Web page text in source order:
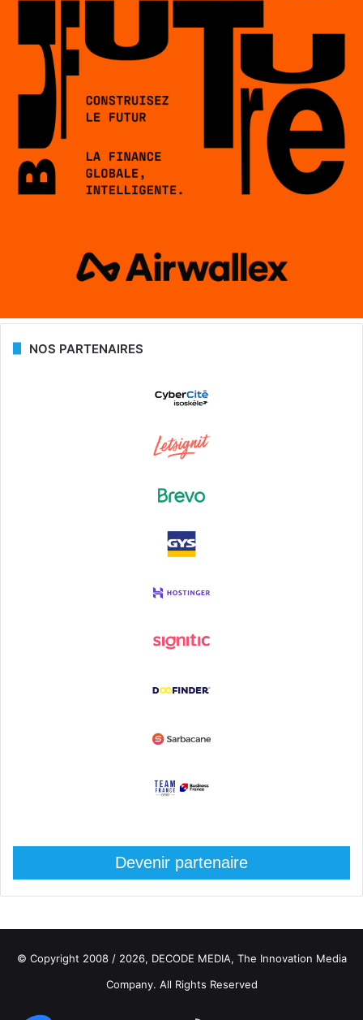
NOS PARTENAIRES
Devenir partenaire
© Copyright 2008 / 2026, DECODE MEDIA, The Innovation Media
Company. All Rights Reserved